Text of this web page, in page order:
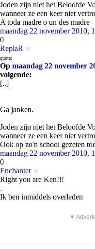
Joden zijn niet het Beloofde
wanneer ze een keer niet
A toda madre o un des madre
maandag 22 november 2010,
0
ReplaR
quote:
Op maandag 22 november
volgende:
[..]
Ga janken.
Joden zijn niet het Beloofde
wanneer ze een keer niet
Ook op zo'n school gezeten
maandag 22 november 2010,
0
Enchanter
Right you are Ken!!!
.
Ik ben inmiddels overleden
▼